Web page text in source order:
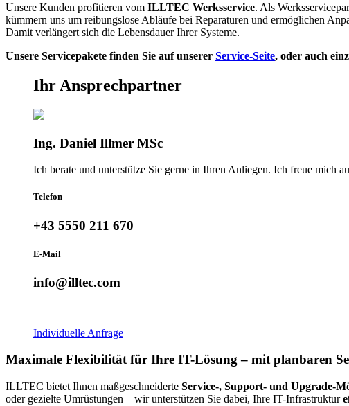
Unsere Kunden profitieren vom ILLTEC Werksservice. Als
kümmern uns um reibungslose Abläufe bei Reparaturen und ermöglichen
Damit verlängert sich die LebensdauerIhrer Systeme.
Unsere Servicepakete finden Sie auf unserer Service-Seite, oder auch
Ihr Ansprechpartner
Ing. Daniel Illmer MSc
Ich berate und unterstütze Sie gerne in Ihren Anliegen. Ich freue mich
Telefon
+43 5550 211 670
E-Mail
info@illtec.com
Individuelle Anfrage
Maximale Flexibilität für Ihre IT-Lösung – mit planbaren
ILLTEC bietet Ihnen maßgeschneiderte Service-, Support- und Upgrade-
oder gezielte Umrüstungen – wir unterstützen Sie dabei, Ihre IT-Infrastruktur